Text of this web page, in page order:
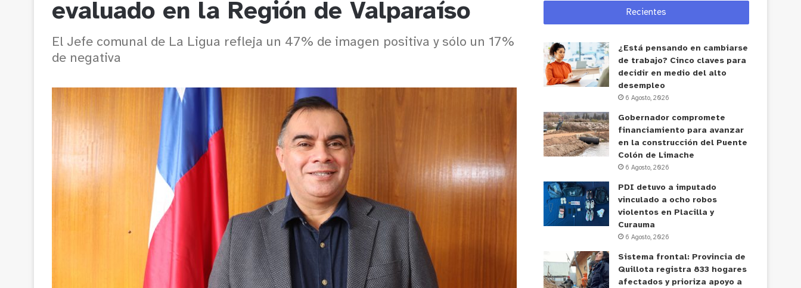
evaluado en la Región de Valparaíso
El Jefe comunal de La Ligua refleja un 47% de imagen positiva y sólo un 17%
de negativa
Recientes
¿Está pensando en cambiarse
de trabajo? Cinco claves para
decidir en medio del alto
desempleo
6 Agosto, 2026
Gobernador compromete
financiamiento para avanzar
en la construcción del Puente
Colón de Limache
6 Agosto, 2026
PDI detuvo a imputado
vinculado a ocho robos
violentos en Placilla y
Curauma
6 Agosto, 2026
Sistema frontal: Provincia de
Quillota registra 833 hogares
afectados y prioriza apoyo a